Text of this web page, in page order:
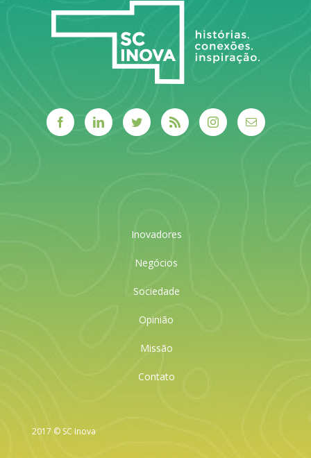
Inovadores
Negócios
Sociedade
Opinião
Missão
Contato
2017 © SC Inova